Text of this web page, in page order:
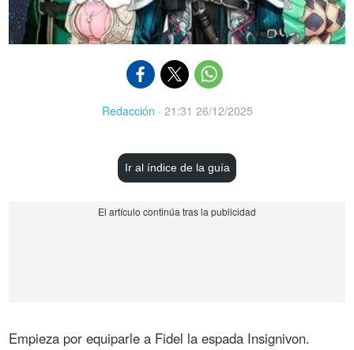
Redacción · 21:31 26/12/2025
Ir al índice de la guía
Empieza por equiparle a Fidel la espada Insignivon.